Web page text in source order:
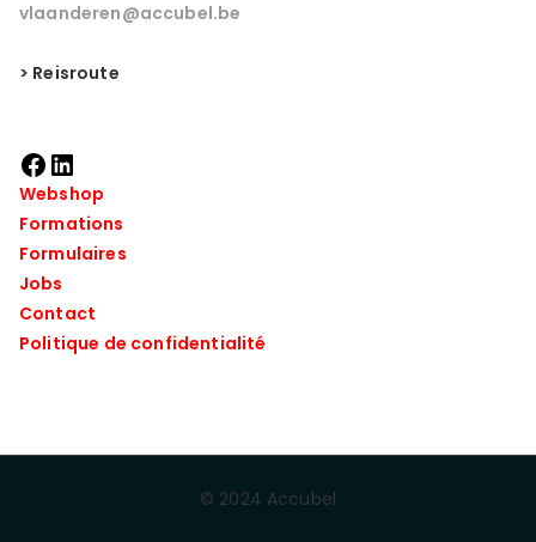
vlaanderen@accubel.be
> Reisroute
Webshop
Formations
Formulaires
Jobs
Contact
Politique de confidentialité
© 2024 Accubel